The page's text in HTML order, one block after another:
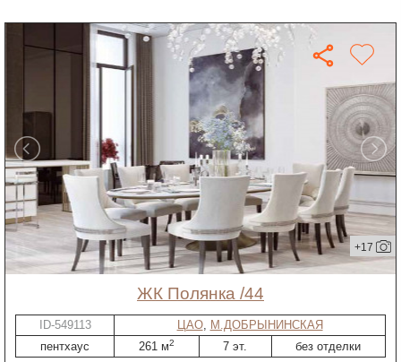
+17
ЖК Полянка /44
ID-549113 ЦАО, М.ДОБРЫНИНСКАЯ
пентхаус
261 м2 7 эт. без отделки